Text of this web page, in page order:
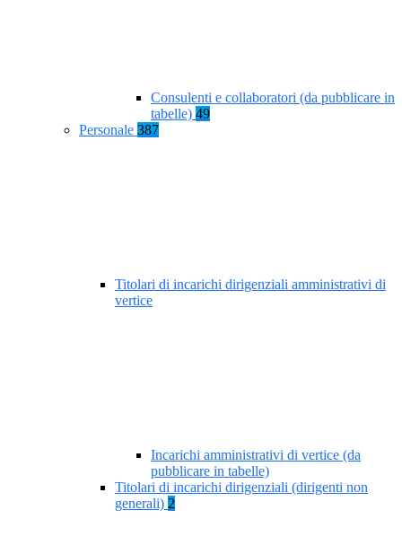
Consulenti e collaboratori (da pubblicare in
tabelle) 49
Personale 387
Titolari di incarichi dirigenziali amministrativi di
vertice
Incarichi amministrativi di vertice (da
pubblicare in tabelle)
Titolari di incarichi dirigenziali (dirigenti non
generali) 2